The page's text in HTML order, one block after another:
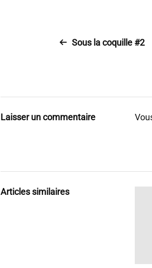
Sous la coquille #2
Laisser un commentaire
Articles similaires